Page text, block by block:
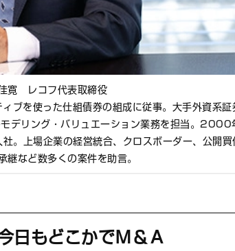
寛 レコフ代表取締役
ブを使った仕組債券の組成に従事。大手外資系証
デリング・バリュエーション業務を担当。2000
。上場企業の経営統合、クロスボーダー、公開買
継など数多くの案件を助言。
日もどこかでＭ＆Ａ